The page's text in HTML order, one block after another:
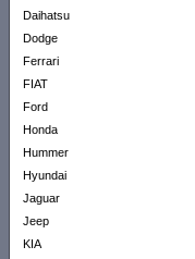
Daihatsu
Dodge
Ferrari
FIAT
Ford
Honda
Hummer
Hyundai
Jaguar
Jeep
KIA